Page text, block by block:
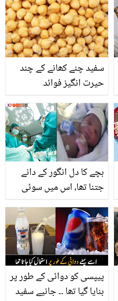
کے والد نے اس کی ولاگنگ
چھوڑنے کی کیا وجوہات
بتائیں؟
سفید چنے کھانے کے چند
حیرت انگیز فوائد
بچے کا دل انگور کے دانے
جتنا تھا، اس میں سوئی
بچے کا خطرناک آپریشن
کیوں کرنا پڑا اور کیا ڈاکٹرز
اس معصوم کی جان بچا
پائے؟
پیپسی کو دوائی کے طور پر
بنایا گیا تھا ۔۔ جانیے سفید